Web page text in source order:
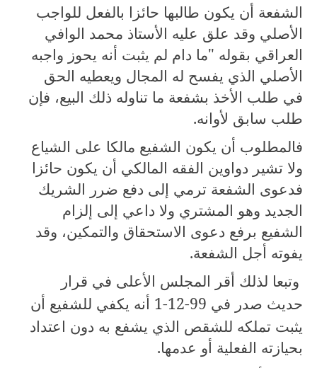
الشفعة أن يكون طالبها حائزا بالفعل للواجب
الأصلي وقد علق عليه الأستاذ محمد الوافي
العراقي بقوله "ما دام لم يثبت أنه يحوز واجبه
الأصلي الذي يفسح له المجال ويعطيه الحق
في طلب الأخذ بشفعة ما تناوله ذلك البيع، فإن
طلب سابق لأوانه.
فالمطلوب أن يكون الشفيع مالكا على الشياع
ولا تشير دواوين الفقه المالكي أن يكون حائزا
فدعوى الشفعة ترمي إلى دفع ضرر الشريك
الجديد وهو المشتري ولا داعي إلى إلزام
الشفيع برفع دعوى الاستحقاق والتمكين، وقد
يفوته أجل الشفعة.
وتبعا لذلك أقر المجلس الأعلى في قرار
حديث صدر في 1-12-99 أنه يكفي للشفيع أن
يثبت تملكه للشقص الذي يشفع به دون اعتداد
بحيازته الفعلية أو عدمها.